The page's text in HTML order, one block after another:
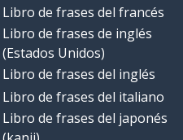
Libro de frases del francés
Libro de frases de inglés
(Estados Unidos)
Libro de frases del inglés
Libro de frases del italiano
Libro de frases del japonés